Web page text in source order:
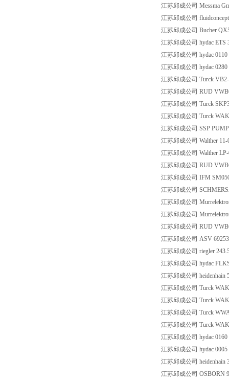
江苏邱成公司 Messma
江苏邱成公司
江苏邱成公司 Bucher
江苏邱成公司 hydac ETS
江苏邱成公司 hydac
江苏邱成公司 hydac
江苏邱成公司 Turck
江苏邱成公司 RUD
江苏邱成公司 Turck
江苏邱成公司 Turck
江苏邱成公司 SSP
江苏邱成公司 Walther
江苏邱成公司 Walther
江苏邱成公司 RUD
江苏邱成公司 IFM
江苏邱成公司
江苏邱成公司
江苏邱成公司
江苏邱成公司 RUD
江苏邱成公司 ASV
江苏邱成公司 riegler
江苏邱成公司 hydac
江苏邱成公司 heidenhain
江苏邱成公司 Turck
江苏邱成公司 Turck
江苏邱成公司 Turck
江苏邱成公司 Turck
江苏邱成公司 hydac
江苏邱成公司 hydac 0005
江苏邱成公司 heidenhain
江苏邱成公司 OSBORN